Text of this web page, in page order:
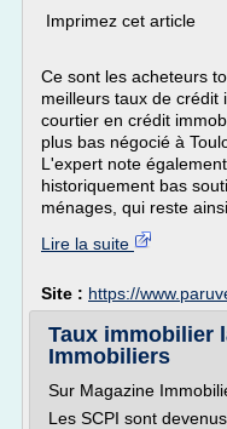
Imprimez cet article
Ce sont les acheteurs
meilleurs taux de crédit
courtier en crédit
plus bas négocié à
L'expert note
historiquement bas
ménages, qui reste ainsi
Lire la suite
Site : https://
Taux immobilier
Immobiliers
Sur Magazine
Les SCPI sont